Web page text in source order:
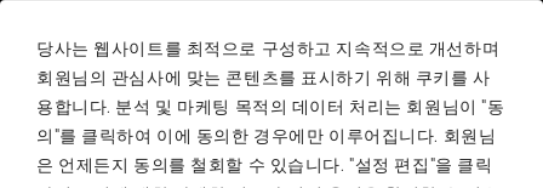
Sale conditions
Purchasing conditions
Your compliance report
당사는 웹사이트를 최적으로 구성하고 지속적으로 개선하며
회원님의 관심사에 맞는 콘텐츠를 표시하기 위해 쿠키를 사
용합니다. 분석 및 마케팅 목적의 데이터 처리는 회원님이 "동
의"를 클릭하여 이에 동의한 경우에만 이루어집니다. 회원님
은 언제든지 동의를 철회할 수 있습니다. "설정 편집"을 클릭